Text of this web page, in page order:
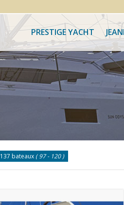
PRESTIGE YACHT
137 bateaux ( 97 - 120 )